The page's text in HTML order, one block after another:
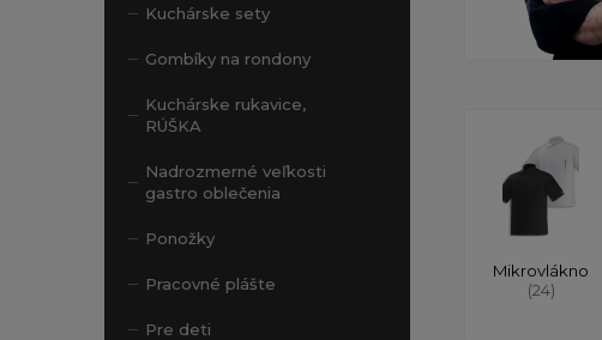
Kuchárske sety
Gombíky na rondony
Kuchárske rukavice,
RÚŠKA
Nadrozmerné veľkosti
gastro oblečenia
Ponožky
Pracovné plášte
Pre deti
Mikrovlákno
(24)